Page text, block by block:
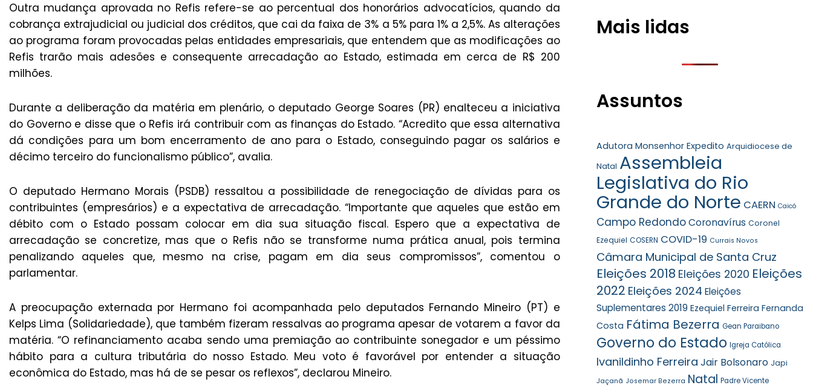
Outra mudança aprovada no Refis refere-se ao percentual dos honorários advocatícios, quando da
cobrança extrajudicial ou judicial dos créditos, que cai da faixa de 3% a 5% para 1% a 2,5%. As alterações
ao programa foram provocadas pelas entidades empresariais, que entendem que as modificações ao
Refis trarão mais adesões e consequente arrecadação ao Estado, estimada em cerca de R$ 200
milhões.
Durante a deliberação da matéria em plenário, o deputado George Soares (PR) enalteceu a iniciativa
do Governo e disse que o Refis irá contribuir com as finanças do Estado. “Acredito que essa alternativa
dá condições para um bom encerramento de ano para o Estado, conseguindo pagar os salários e
décimo terceiro do funcionalismo público”, avalia.
O deputado Hermano Morais (PSDB) ressaltou a possibilidade de renegociação de dívidas para os
contribuintes (empresários) e a expectativa de arrecadação. “Importante que aqueles que estão em
débito com o Estado possam colocar em dia sua situação fiscal. Espero que a expectativa de
arrecadação se concretize, mas que o Refis não se transforme numa prática anual, pois termina
penalizando aqueles que, mesmo na crise, pagam em dia seus compromissos”, comentou o
parlamentar.
A preocupação externada por Hermano foi acompanhada pelo deputados Fernando Mineiro (PT) e
Kelps Lima (Solidariedade), que também fizeram ressalvas ao programa apesar de votarem a favor da
matéria. “O refinanciamento acaba sendo uma premiação ao contribuinte sonegador e um péssimo
hábito para a cultura tributária do nosso Estado. Meu voto é favorável por entender a situação
econômica do Estado, mas há de se pesar os reflexos”, declarou Mineiro.
Mais lidas
Assuntos
Adutora Monsenhor Expedito Arquidiocese de
Natal Assembleia
Legislativa do Rio
Grande do Norte CAERN Caicó
Campo Redondo Coronavírus Coronel
Ezequiel COSERN COVID-19 Currais Novos
Câmara Municipal de Santa Cruz
Eleições 2018 Eleições 2020 Eleições
2022 Eleições 2024 Eleições
Suplementares 2019 Ezequiel Ferreira Fernanda
Costa Fátima Bezerra Gean Paraibano
Governo do Estado Igreja Católica
Ivanildinho Ferreira Jair Bolsonaro Japi
Jaçanã Josemar Bezerra Natal Padre Vicente